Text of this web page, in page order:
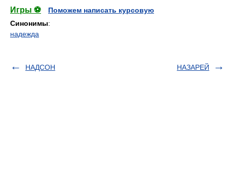
Игры ⚽
Поможем написать курсовую
Синонимы:
надежда
НАДСОН НАЗАРЕЙ